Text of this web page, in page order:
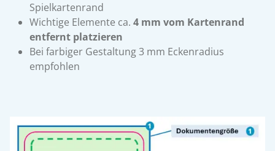
Spielkartenrand
Wichtige Elemente ca. 4 mm vom Kartenrand
entfernt platzieren
Bei farbiger Gestaltung 3 mm Eckenradius
empfohlen